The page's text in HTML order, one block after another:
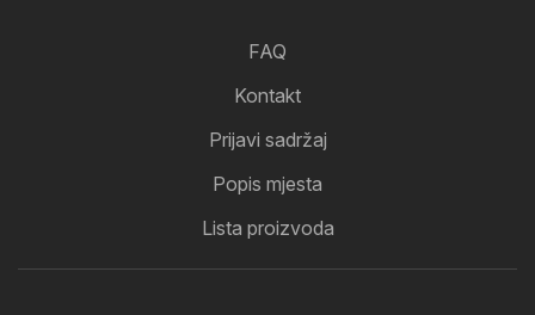
FAQ
Kontakt
Prijavi sadržaj
Popis mjesta
Lista proizvoda